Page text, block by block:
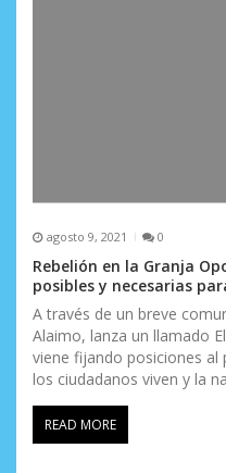
agosto 9, 2021 0
Rebelión en la Granja
posibles y necesarias
A través de un breve
Alaimo, lanza un llamado
viene fijando posiciones al
los ciudadanos viven y la na
READ MORE